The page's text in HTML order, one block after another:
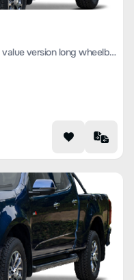
1.8T gasoline manual four-wheel drive value version long wheelbase CE18